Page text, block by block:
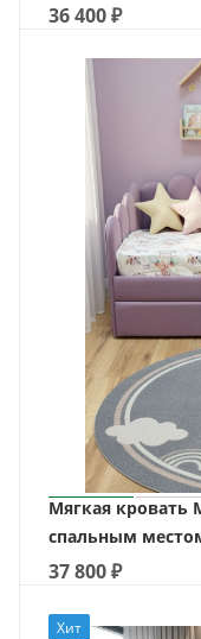
36 400₽
Мягкая кровать
спальным
37 800₽
Хит